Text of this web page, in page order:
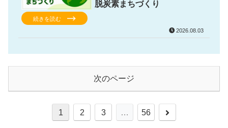
脱炭素まちづくり
続きを読む
2026.08.03
次のページ
1 2 3 … 56